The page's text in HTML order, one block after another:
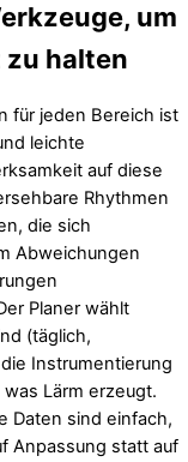
um
zu halten
für jeden Bereich ist
leichte
auf diese
Rhythmen
die sich
Abweichungen
Planer wählt
(täglich,
Instrumentierung
Lärm erzeugt.
Daten sind einfach,
Anpassung statt auf